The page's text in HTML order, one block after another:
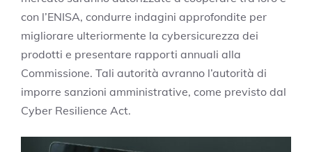
con l’ENISA, condurre indagini approfondite per
migliorare ulteriormente la cybersicurezza dei
prodotti e presentare rapporti annuali alla
Commissione. Tali autorità avranno l’autorità di
imporre sanzioni amministrative, come previsto dal
Cyber Resilience Act.